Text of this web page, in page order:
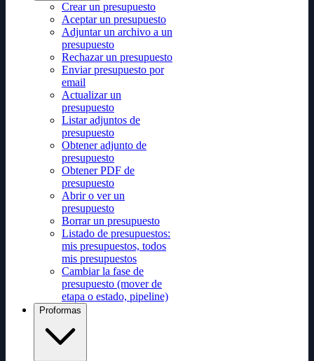
Crear un presupuesto
Aceptar un presupuesto
Adjuntar un archivo a un
presupuesto
Rechazar un presupuesto
Enviar presupuesto por
email
Actualizar un
presupuesto
Listar adjuntos de
presupuesto
Obtener adjunto de
presupuesto
Obtener PDF de
presupuesto
Abrir o ver un
presupuesto
Borrar un presupuesto
Listado de presupuestos:
mis presupuestos, todos
mis presupuestos
Cambiar la fase de
presupuesto (mover de
etapa o estado, pipeline)
Proformas